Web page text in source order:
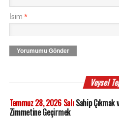
İsim *
Yorumumu Gönder
Veysel
Temmuz 28, 2026 SalıSahip Çıkmak
Zimmetine Geçirmek